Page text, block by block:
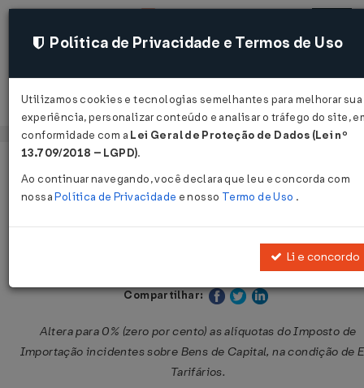
Acessar
28/02/2018
Publicado no DOU em 2 mar 2018
Compartilhar:
Altera para 0% (zero por cento) as alíquotas do Imposto de
Importação incidentes sobre Bens de Capital, na condição de
Tarifários.
Política de Privacidade e Termos de Uso
Utilizamos cookies e tecnologias semelhantes para melhorar sua
experiência, personalizar conteúdo e analisar o tráfego do site,
conformidade com a Lei Geral de Proteção de Dados (Lei nº
13.709/2018 – LGPD).
Ao continuar navegando, você declara que leu e concorda com
nossaPolítica de Privacidade e nosso Termo de Uso .
Li e concordo